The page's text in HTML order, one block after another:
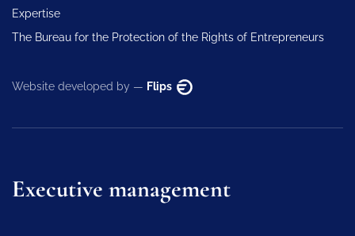
Expertise
The Bureau for the Protection of the Rights of Entrepreneurs
Website developed by — Flips
Executive management